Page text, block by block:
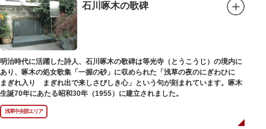
石川啄木の歌碑
明治時代に活躍した詩人、石川啄木の歌碑は等光寺（とうこうじ）の境内に
あり、啄木の処女歌集「一握の砂」に収められた「浅草の夜のにぎわひに
まぎれ入り まぎれ出で来しさびしき心」という句が刻まれています。啄木
生誕70年にあたる昭和30年（1955）に建立されました。
浅草中央部エリア